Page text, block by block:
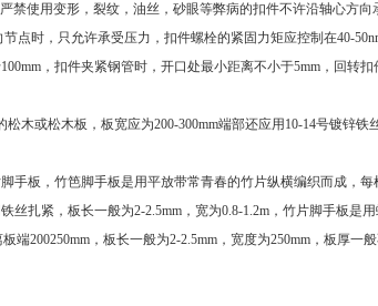
禁使用变形，裂纹，油丝，砂眼等弊病的扣件不许沿轴心方
点时，只允许承受压力，扣件螺栓的紧固力矩应控制在40-
，扣件夹紧钢管时，开口处最小距离不小于5mm，回转
或松木板，板宽应为200-300mm端部还应用10-14号镀锌铁
板，竹笆脚手板是用平放带常青春的竹片纵横编织而成，每
丝扎紧，板长一般为2-2.5mm，宽为0.8-1.2m，竹片脚手板是
端200250mm，板长一般为2-2.5mm，宽度为250mm，板厚一